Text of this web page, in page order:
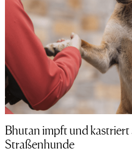
Bhutan impft und kastriert
Straßenhunde